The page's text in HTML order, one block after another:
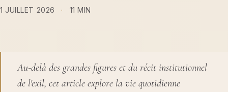
1 JUILLET 2026 · 11 MIN
Au-delà des grandes figures et du récit institutionnel
de l'exil, cet article explore la vie quotidienne